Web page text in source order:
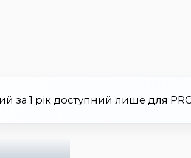
за 1 рік доступний лише для